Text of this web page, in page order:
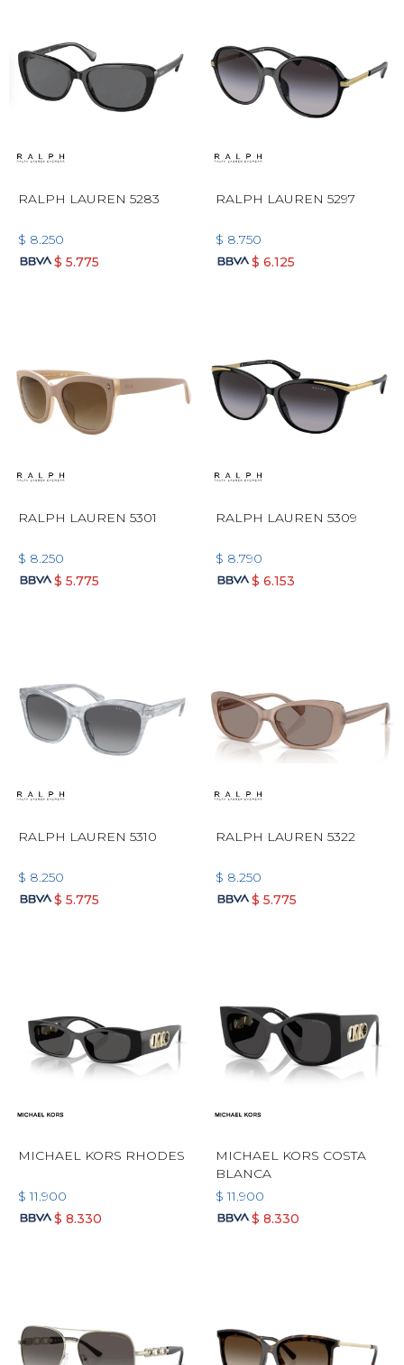
RALPH LAUREN 5283
$ 8.250
$ 5.775
RALPH LAUREN 5297
$ 8.750
$ 6.125
RALPH LAUREN 5301
$ 8.250
$ 5.775
RALPH LAUREN 5309
$ 8.790
$ 6.153
RALPH LAUREN 5310
$ 8.250
$ 5.775
RALPH LAUREN 5322
$ 8.250
$ 5.775
MICHAEL KORS RHODES
$ 11.900
$ 8.330
MICHAEL KORS COSTA
BLANCA
$ 11.900
$ 8.330